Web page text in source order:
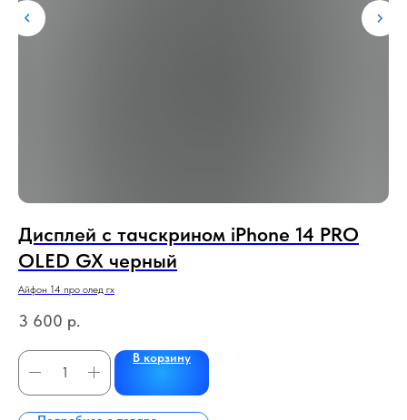
Дисплей с тачскрином iPhone 14 PRO
OLED GX черный
Айфон 14 про олед гх
3 600 р.
В корзину